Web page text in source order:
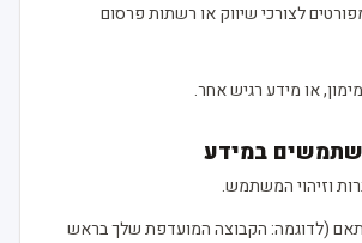
לצורכי שיווק או רשתות פרסום
או מידע רגיש אחר.
במידע
וזיהוי המשתמש.
(לדוגמה: הקבוצה המועדפת שלך בראש